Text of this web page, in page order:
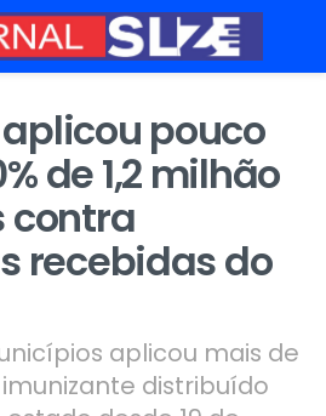
pouco
de 1,2 milhão
contra
recebidas do
aplicou mais de
distribuído